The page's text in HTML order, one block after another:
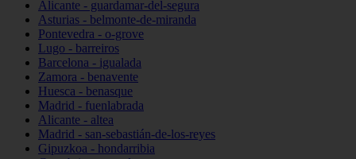
Alicante - guardamar-del-segura
Asturias - belmonte-de-miranda
Pontevedra - o-grove
Lugo - barreiros
Barcelona - igualada
Zamora - benavente
Huesca - benasque
Madrid - fuenlabrada
Alicante - altea
Madrid - san-sebastián-de-los-reyes
Gipuzkoa - hondarribia